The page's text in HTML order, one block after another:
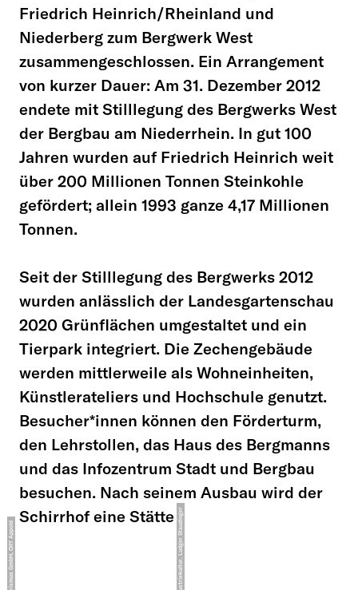
Friedrich Heinrich/Rheinland und
Niederberg zum Bergwerk West
zusammengeschlossen. Ein Arrangement
von kurzer Dauer: Am 31. Dezember 2012
endete mit Stilllegung des Bergwerks West
der Bergbau am Niederrhein. In gut 100
Jahren wurden auf Friedrich Heinrich weit
über 200 Millionen Tonnen Steinkohle
gefördert; allein 1993 ganze 4,17 Millionen
Tonnen.
Seit der Stilllegung des Bergwerks 2012
wurden anlässlich der Landesgartenschau
2020 Grünflächen umgestaltet und ein
Tierpark integriert. Die Zechengebäude
werden mittlerweile als Wohneinheiten,
Künstlerateliers und Hochschule genutzt.
Besucher*innen können den Förderturm,
den Lehrstollen, das Haus des Bergmanns
und das Infozentrum Stadt und Bergbau
besuchen. Nach seinem Ausbau wird der
Schirrhof eine Stätte